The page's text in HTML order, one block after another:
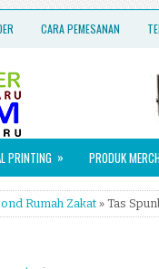
CARA PEMESANAN
PRINTING » PRODUK
Rumah Zakat» Tas